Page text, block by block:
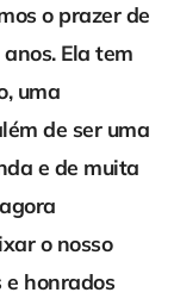
o prazer de
Ela tem
uma
de ser uma
e de muita
o nosso
e honrados